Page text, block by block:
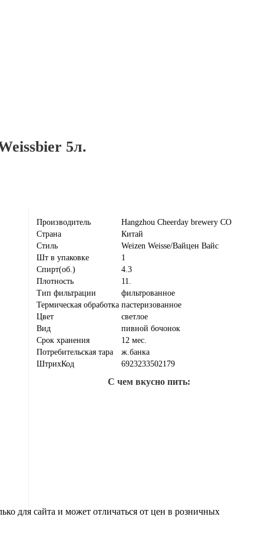
5л.
Производитель
Hangzhou Cheerday brewery CO
Страна
Китай
Стиль
Weizen Weisse/Вайцен Вайс
Шт в упаковке
1
Спирт(об.)
4.3
Плотность
11.
Тип фильтрации
фильтрованное
Термическая обработка пастеризованное
Цвет
светлое
Вид
пивной бочонок
Срок хранения
12 мес.
Потребительская тара
ж.банка
ШтрихКод
6923233502179
С чем вкусно пить:
для сайта и может отличаться от цен в розничных